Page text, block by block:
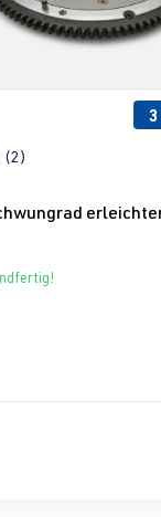
3
Bewertung von
(2)